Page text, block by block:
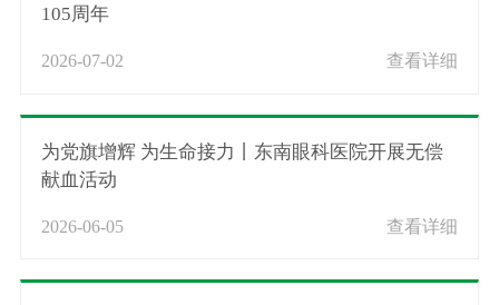
105周年
2026-07-02 查看详细
为党旗增辉 为生命接力丨东南眼科医院开展无偿
献血活动
2026-06-05 查看详细